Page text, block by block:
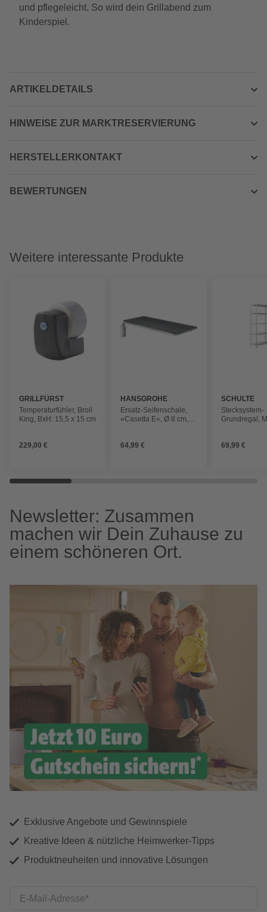
und pflegeleicht. So wird dein Grillabend zum
Kinderspiel.
ARTIKELDETAILS
HINWEISE ZUR MARKTRESERVIERUNG
HERSTELLERKONTAKT
BEWERTUNGEN
Weitere interessante Produkte
GRILLFÜRST
Temperaturfühler, Broil
King, BxH: 15,5 x 15 cm
229,00 €
HANSGROHE
Ersatz-Seifenschale,
»Casetta E«, Ø 8 cm,
64,99 €
SCHULTE
REGALWELT
Stecksystem-
Grundregal,
69,99 €
Newsletter: Zusammen
machen wir Dein Zuhause zu
einem schöneren Ort.
Exklusive Angebote und Gewinnspiele
Kreative Ideen & nützliche Heimwerker-Tipps
Produktneuheiten und innovative Lösungen
E-Mail-Adresse